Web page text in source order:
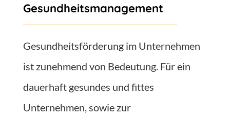
Gesundheitsmanagement
Gesundheitsförderung im Unternehmen
ist zunehmend von Bedeutung. Für ein
dauerhaft gesundes und fittes
Unternehmen, sowie zur